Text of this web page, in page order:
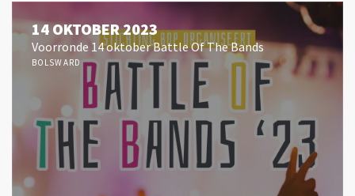
14 OKTOBER 2023
Voorronde 14 oktober Battle Of The Bands
BOLSWARD